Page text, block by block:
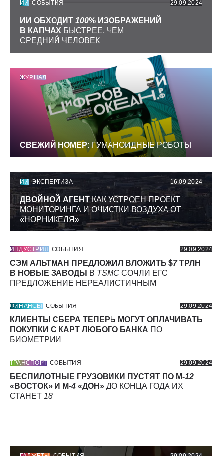
ИИ СОБЫТИЯ 29.09.2024
ИИ ОБХОДИТ 100% ИЗОБРАЖЕНИЙ
В КАПЧАХ БЫСТРЕЕ, ЧЕМ
СРЕДНИЙ ЧЕЛОВЕК
ЖУРНАЛ
СВЕЖИЙ НОМЕР: ГУМАНОИДНЫЕ РОБОТЫ
ИИ ЭКСПЕРТИЗА 16.09.2024
ДВОЙНОЙ АГЕНТКАК УСТРОЕН ПРОЕКТ
МОНИТОРИНГА И ОЧИСТКИ ВОЗДУХА ОТ
«НОРНИКЕЛЯ»
ИНДУСТРИЯ СОБЫТИЯ 29.09.2024
СЭМ АЛЬТМАН ПРЕДЛОЖИЛ ВЛОЖИТЬ $7ТРЛН
В НОВЫЕ ЗАВОДЫ
В TSMC СОЧЛИ ЕГО
ПРЕДЛОЖЕНИЕ НЕРЕАЛИСТИЧНЫМ
ФИНАНСЫ СОБЫТИЯ 29.09.2024
КЛИЕНТЫ СБЕРА ТЕПЕРЬ МОГУТ ОПЛАЧИВАТЬ
ПОКУПКИ С КАРТ ЛЮБОГО БАНКА ПО
БИОМЕТРИИ
ТРАНСПОРТ СОБЫТИЯ 29.09.2024
БЕСПИЛОТНЫЕ ГРУЗОВИКИ ПУСТЯТ ПО М-12
«ВОСТОК» И М-4 «ДОН» ДО КОНЦА ГОДА ИХ
СТАНЕТ 18